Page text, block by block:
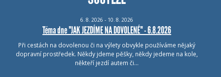
6. 8. 2026 - 10. 8. 2026
Téma dne "JAK JEZDÍME NA DOVOLENÉ" - 6.8.2026
Při cestách na dovolenou či na výlety obvykle používáme nějaký
dopravní prostředek. Někdy jdeme pěšky, někdy jedeme na kole,
někteří jezdí autem či…